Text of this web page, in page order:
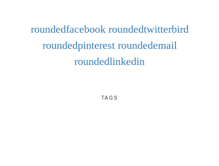
roundedfacebook roundedtwitterbird
roundedpinterest roundedemail
roundedlinkedin
TAGS